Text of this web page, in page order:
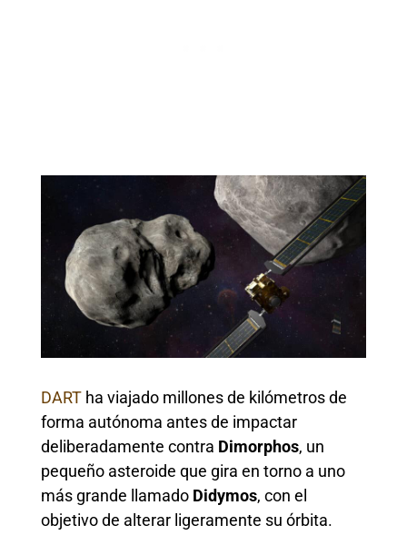
DART ha viajado millones de kilómetros de
forma autónoma antes de impactar
deliberadamente contra Dimorphos, un
pequeño asteroide que gira en torno a uno
más grande llamado Didymos, con el
objetivo de alterar ligeramente su órbita.